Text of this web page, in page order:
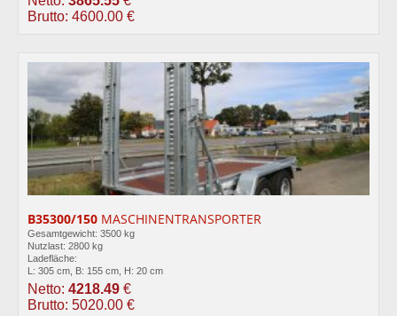
Brutto: 4600.00 €
B35300/150 MASCHINENTRANSPORTER
Gesamtgewicht: 3500 kg
Nutzlast: 2800 kg
Ladefläche:
L: 305 cm, B: 155 cm, H: 20 cm
Netto: 4218.49 €
Brutto: 5020.00 €